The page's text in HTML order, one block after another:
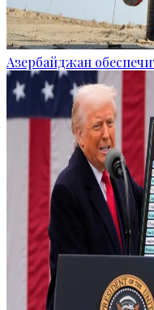
Азербайджан